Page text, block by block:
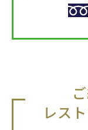
レス